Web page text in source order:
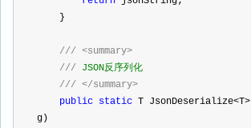
    }
/// <summary>
/// JSON反序列化
/// </summary>
public static T JsonDeserialize<T>
g)